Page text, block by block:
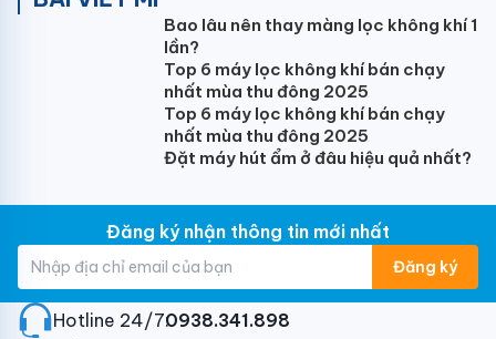
thông thường. Nhờ sử dụng 100% nguyên liệu an toàn
– không mạ kền, có tác dụng kháng khuẩn – thanh
đốt bằng đồng đem lại nguồn nước trong lành, tốt hơn
cho sức khỏe người sử dụng.
Hệ thống an toàn đồng bộ với ELCB, Bộ ổn định
nhiệt TBST.
Gửi phản hồi
Bao lâu nên thay màng lọc không khí 1
lần?
Top 6 máy lọc không khí bán chạy
nhất mùa thu đông 2025
Top 6 máy lọc không khí bán chạy
nhất mùa thu đông 2025
Đặt máy hút ẩm ở đâu hiệu quả nhất?
Đăng ký nhận thông tin mới nhất
Đăng ký
Hotline 24/7:0938.341.898